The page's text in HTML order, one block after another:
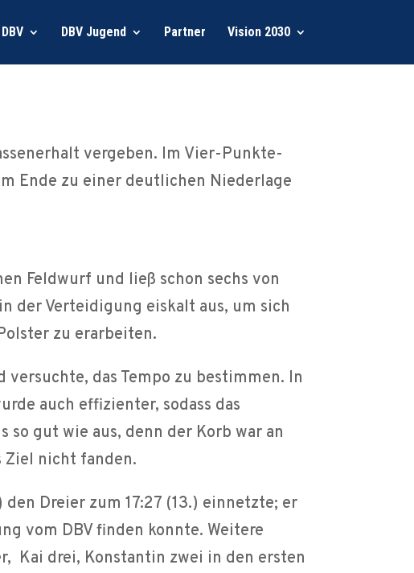
DBV Jugend Partner Vision 2030
vergeben. Im Vier-Punkte-
Ende zu einer deutlichen Niederlage
Feldwurf und ließ schon sechs von
der Verteidigung eiskalt aus, um sich
zu erarbeiten.
das Tempo zu bestimmen. In
auch effizienter, sodass das
gut wie aus, denn der Korb war an
Ziel nicht fanden.
Dreier zum 17:27 (13.) einnetzte; er
vom DBV finden konnte. Weitere
Kai drei, Konstantin zwei in den ersten